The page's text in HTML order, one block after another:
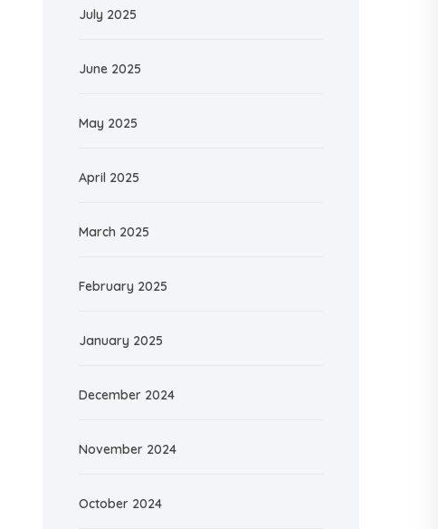
July 2025
June 2025
May 2025
April 2025
March 2025
February 2025
January 2025
December 2024
November 2024
October 2024